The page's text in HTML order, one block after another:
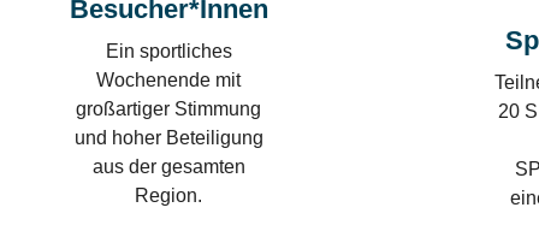
Besucher*innen
Ein sportliches
Wochenende mit
großartiger Stimmung
und hoher Beteiligung
aus der gesamten
Region.
20